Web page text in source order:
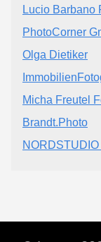
Lucio Barbano
PhotoCorner
Olga Dietiker
Micha Freutel
Brandt.Photo